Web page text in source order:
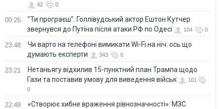
42 0
00:26
"Ти програєш". Голлівудський актор Ештон Кутчер
звернувся до Путіна після атаки РФ по Одесі
104 0
23:48
Чи варто на телефонi вимикати Wi-Fi на ніч: ось що
думають експерти
343 0
23:21
Нетаньягу відхилив 15-пунктний план Трампа щодо
Гази та поставив умову для виведення військ
101
0
22:49
«Створює хибне враження рівнозначності»: МЗС